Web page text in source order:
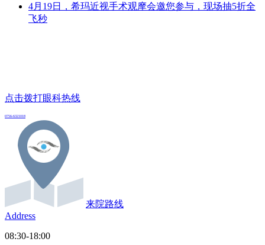
4月19日，希玛近视手术观摩会邀您参与，现场抽5折全
飞秒
点击拨打眼科热线
0756-6321018
来院路线
Address
08:30-18:00